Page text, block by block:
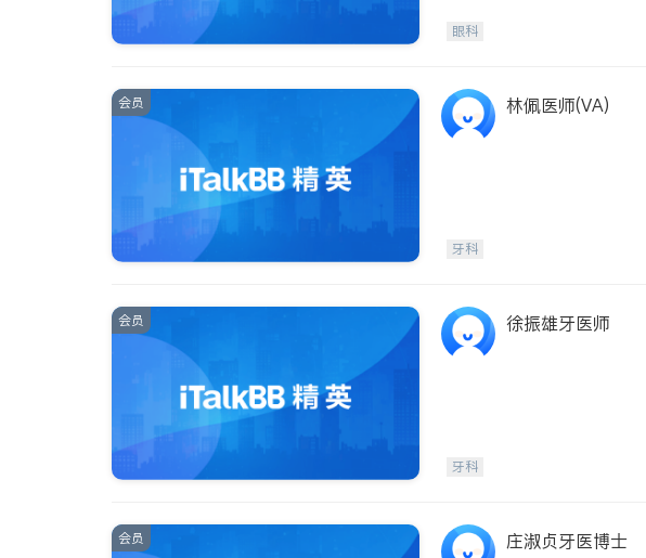
眼科
会员 林佩医师(VA)
牙科
会员 徐振雄牙医师
牙科
会员 庄淑贞牙医博士